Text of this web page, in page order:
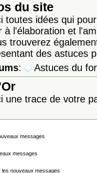
du site
toutes idées qui
à l'élaboration et
trouverez
des astuces
: Astuces du
une trace de votre
messages
messages
les nouveaux messages